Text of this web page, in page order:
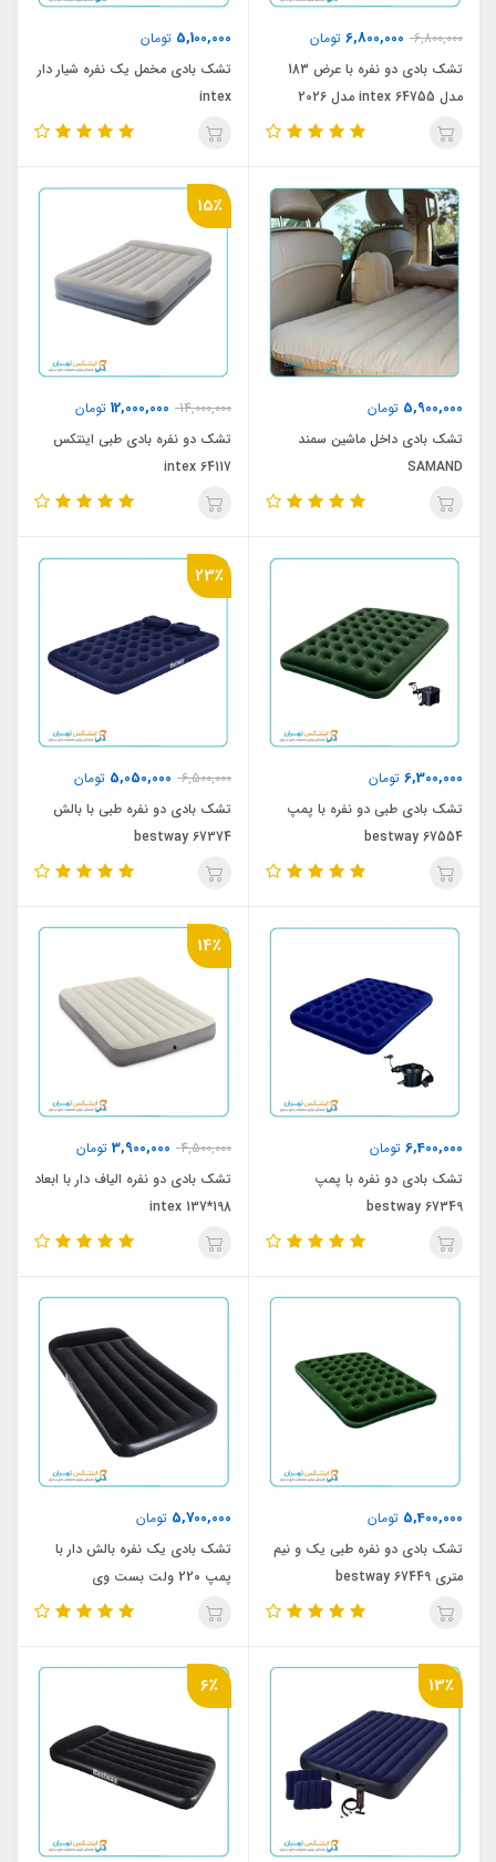
6,800,000
6,800,000 تومان
تشک بادی دو نفره با عرض 183
مدل intex 64755 مدل 2026
5,100,000 تومان
تشک بادی مخمل یک نفره شیار دار
intex
5,900,000 تومان
تشک بادی داخل ماشین سمند
SAMAND
15٪
14,000,000
12,000,000 تومان
تشک دو نفره بادی طبی اینتکس
64117 intex
6,300,000 تومان
تشک بادی طبی دو نفره با پمپ
bestway 67554
23٪
6,500,000
5,050,000 تومان
تشک بادی دو نفره طبی با بالش
bestway 67374
6,400,000 تومان
تشک بادی دو نفره با پمپ
bestway 67349
14٪
4,500,000
3,900,000 تومان
تشک بادی دو نفره الیاف دار با ابعاد
198*137 intex
5,400,000 تومان
تشک بادی دو نفره طبی یک و نیم
متری bestway 67449
5,700,000 تومان
تشک بادی یک نفره بالش دار با
پمپ 220 ولت بست وی
13٪ 6٪